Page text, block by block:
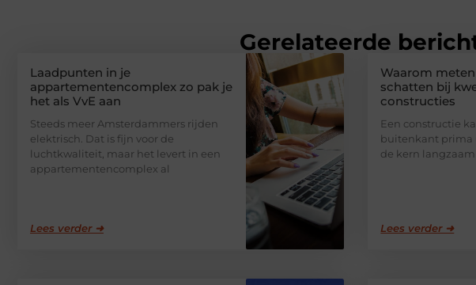
Gerelateerde
Laadpunten in je
appartementencomplex zo pak je
het als VvE aan
Steeds meer Amsterdammers rijden
elektrisch. Dat is fijn voor de
luchtkwaliteit, maar het levert in een
appartementencomplex al
Lees verder ➜
Waarom
schatten bij
constructies
Een constructie
buitenkant prima
de kern
Lees verder ➜